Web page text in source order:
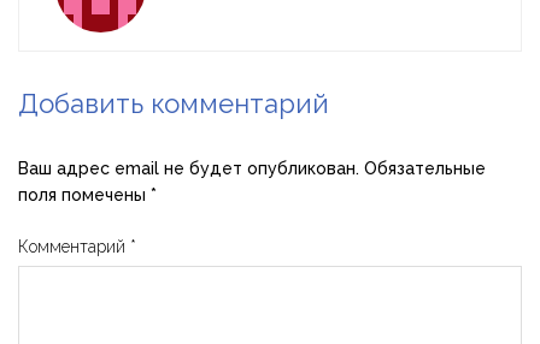
Добавить комментарий
Ваш адрес email не будет опубликован. Обязательные
поля помечены *
Комментарий *